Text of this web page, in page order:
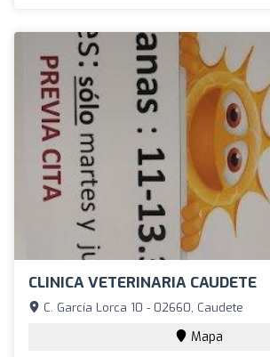
CLINICA VETERINARIA CAUDETE
C. García Lorca 10 - 02660, Caudete
Mapa